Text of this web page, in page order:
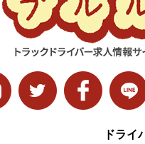
ドライ